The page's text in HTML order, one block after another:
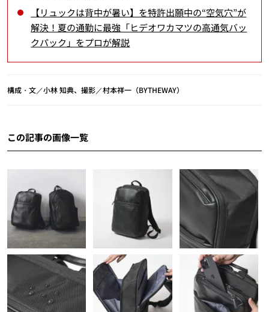
【リュックは背中が暑い】を特許出願中の“空気穴”が
解決！夏の通勤に最強「ヒデオワカマツの高通気バッ
クパック」をプロが解説
構成・文／小林 知典、撮影／村本祥一（BYTHEWAY）
この記事の画像一覧